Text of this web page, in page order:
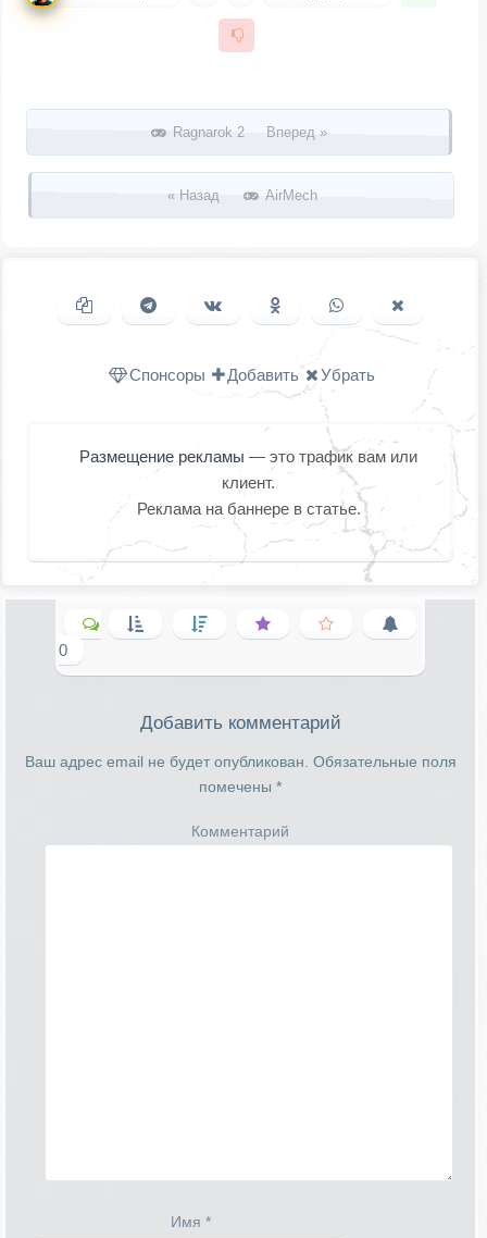
Запись навигация
Ragnarok 2 Вперед »
« Назад AirMech
Копировать ссылкуПоделиться в Telegram
Поделиться ВКонтакте
Поделиться в
Одноклассниках
Поделиться в
WhatsAppв X
Спонсоры Добавить Убрать
Размещение рекламы — это трафик вам или
клиент.
Реклама на баннере в статье.
0
Добавить комментарий
Ваш адрес email не будет опубликован. Обязательные поля
помечены *
Комментарий
Имя *